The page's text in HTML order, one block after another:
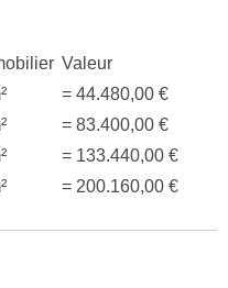
Valeur
= 44.480,00 €
= 83.400,00 €
= 133.440,00 €
= 200.160,00 €